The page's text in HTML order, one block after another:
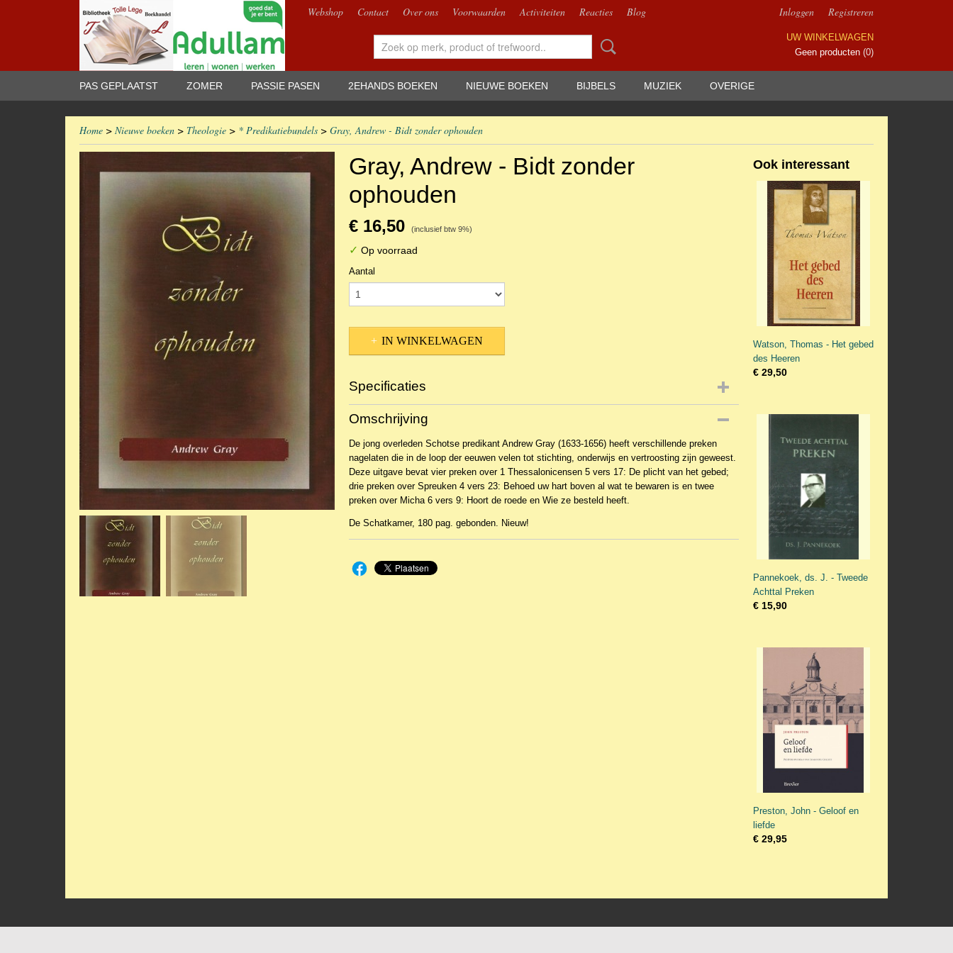
Webshop Contact Over ons Voorwaarden Activiteiten Reacties Blog Inloggen Registreren
UW WINKELWAGEN
Geen producten (0)
PAS GEPLAATST ZOMER PASSIE PASEN 2EHANDS BOEKEN NIEUWE BOEKEN BIJBELS MUZIEK OVERIGE
Home > Nieuwe boeken > Theologie > * Predikatiebundels > Gray, Andrew - Bidt zonder ophouden
Gray, Andrew - Bidt zonder
ophouden
€ 16,50 (inclusief btw 9%)
✓ Op voorraad
Aantal
IN WINKELWAGEN
Specificaties
Productcode
EAN code
Omschrijving
De jong overleden Schotse predikant Andrew Gray (1633-1656) heeft verschillende preken
nagelaten die in de loop der eeuwen velen tot stichting, onderwijs en vertroosting zijn geweest.
Deze uitgave bevat vier preken over 1 Thessalonicensen 5 vers 17: De plicht van het gebed;
drie preken over Spreuken 4 vers 23: Behoed uw hart boven al wat te bewaren is en twee
preken over Micha 6 vers 9: Hoort de roede en Wie ze besteld heeft.
De Schatkamer, 180 pag. gebonden. Nieuw!
Ook interessant
Watson, Thomas - Het gebed
des Heeren
€ 29,50
Pannekoek, ds. J. - Tweede
Achttal Preken
€ 15,90
Preston, John - Geloof en
liefde
€ 29,95